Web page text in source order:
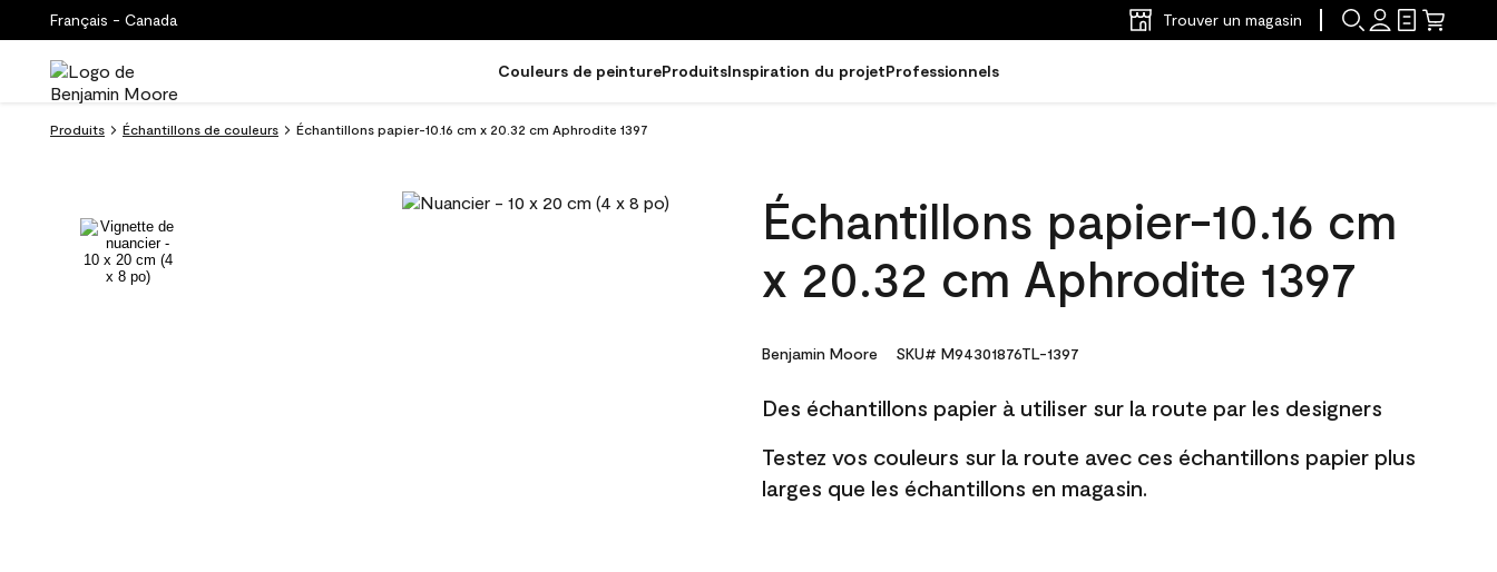
Français - Canada Trouver un magasin
Couleurs de peintureProduitsInspiration du projetProfessionnels
Produits Échantillons de couleurs Échantillons papier-10.16 cm x 20.32 cm Aphrodite 1397
Échantillons papier-10.16 cm
x 20.32 cm Aphrodite 1397
Benjamin Moore SKU# M94301876TL-1397
Des échantillons papier à utiliser sur la route par les designers
Testez vos couleurs sur la route avec ces échantillons papier plus
larges que les échantillons en magasin.